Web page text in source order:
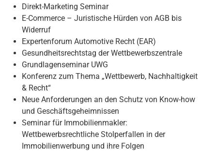
Direkt-Marketing Seminar
E-Commerce – Juristische Hürden von AGB bis
Widerruf
Expertenforum Automotive Recht (EAR)
Gesundheitsrechtstag der Wettbewerbszentrale
Grundlagenseminar UWG
Konferenz zum Thema „Wettbewerb, Nachhaltigkeit
& Recht“
Neue Anforderungen an den Schutz von Know-how
und Geschäftsgeheimnissen
Seminar für Immobilienmakler:
Wettbewerbsrechtliche Stolperfallen in der
Immobilienwerbung und ihre Folgen